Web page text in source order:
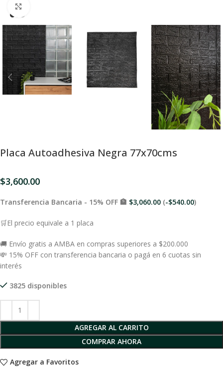
Placa Autoadhesiva Negra 77x70cms
$3,600.00
Transferencia Bancaria - 15% OFF 🏦 $3,060.00 (-$540.00)
🛒El precio equivale a 1 placa
🚚 Envío gratis a AMBA en compras superiores a $200.000
💸 15% OFF con transferencia bancaria o pagá en 6 cuotas sin
interés
3825 disponibles
AGREGAR AL CARRITO
COMPRAR AHORA
Agregar a Favoritos